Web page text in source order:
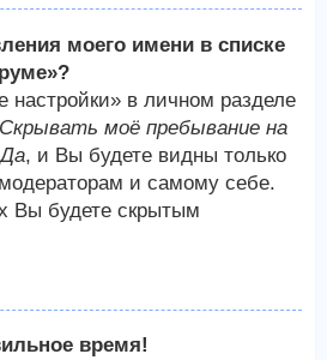
моего имени в списке
настройки» в личном разделе
Скрывать моё пребывание на
Да, и Вы будете видны только
и самому себе.
Вы будете скрытым
время!